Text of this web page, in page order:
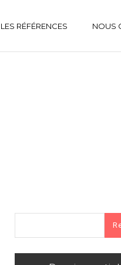
LES RÉFÉRENCES NOUS